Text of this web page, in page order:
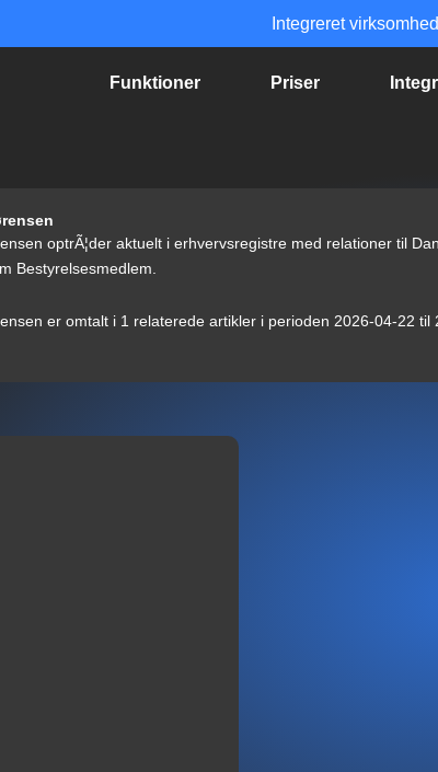
Integreret
Funktioner Priser
optrÃ¦der aktuelt i erhvervsregistre med relationer til
Bestyrelsesmedlem.
er omtalt i 1 relaterede artikler i perioden 2026-04-22 til